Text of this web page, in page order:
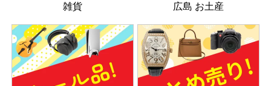
雑貨 広島 お土産